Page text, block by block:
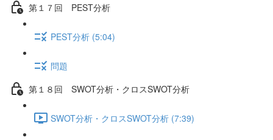
第１７回 PEST分析
PEST分析 (5:04)
問題
第１８回 SWOT分析・クロスSWOT分析
SWOT分析・クロスSWOT分析 (7:39)